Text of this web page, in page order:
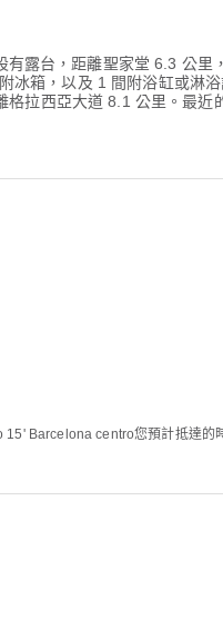
露台，距離聖家堂 6.3 公里
箱，以及 1 間附浴缸或淋
拉西亞大道 8.1 公里。最近
Barcelona centro您預計抵達